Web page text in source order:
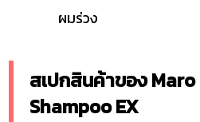
ผมร่วง
สเปกสินค้าของ Maro
Shampoo EX